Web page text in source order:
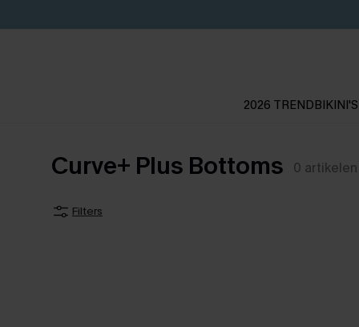
2026 TRENDBIKINI'S
Curve+ Plus Bottoms 0 artikelen
Filters